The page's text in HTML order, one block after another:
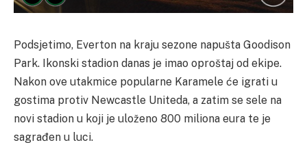
Podsjetimo, Everton na kraju sezone napušta Goodison
Park. Ikonski stadion danas je imao oproštaj od ekipe.
Nakon ove utakmice popularne Karamele će igrati u
gostima protiv Newcastle Uniteda, a zatim se sele na
novi stadion u koji je uloženo 800 miliona eura te je
sagrađen u luci.